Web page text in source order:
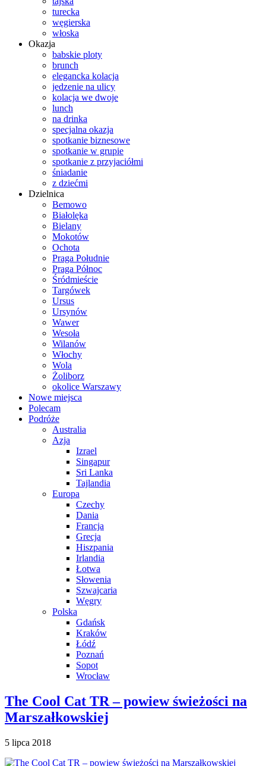
turecka
węgierska
włoska
Okazja
babskie ploty
brunch
elegancka kolacja
jedzenie na ulicy
kolacja we dwoje
lunch
na drinka
specjalna okazja
spotkanie biznesowe
spotkanie w grupie
spotkanie z przyjaciółmi
śniadanie
z dziećmi
Dzielnica
Bemowo
Białolęka
Bielany
Mokotów
Ochota
Praga Południe
Praga Północ
Śródmieście
Targówek
Ursus
Ursynów
Wawer
Wesoła
Wilanów
Włochy
Wola
Żoliborz
okolice Warszawy
Nowe miejsca
Polecam
Podróże
Australia
Azja
Izrael
Singapur
Sri Lanka
Tajlandia
Europa
Czechy
Dania
Francja
Grecja
Hiszpania
Irlandia
Łotwa
Słowenia
Szwajcaria
Węgry
Polska
Gdańsk
Kraków
Łódź
Poznań
Sopot
Wrocław
The Cool Cat TR – powiew świeżości na
Marszałkowskiej
5 lipca 2018